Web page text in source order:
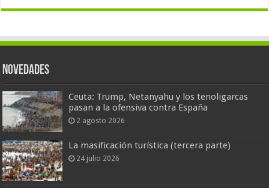
Novedades
Ceuta: Trump, Netanyahu y los tenoligarcas
pasan a la ofensiva contra España
2 agosto 2026
La masificación turística (tercera parte)
24 julio 2026